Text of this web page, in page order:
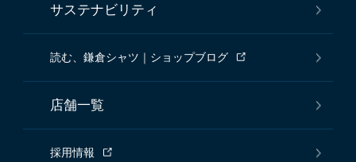
サステナビリティ
読む、鎌倉シャツ｜ショップブログ
店舗一覧
採用情報